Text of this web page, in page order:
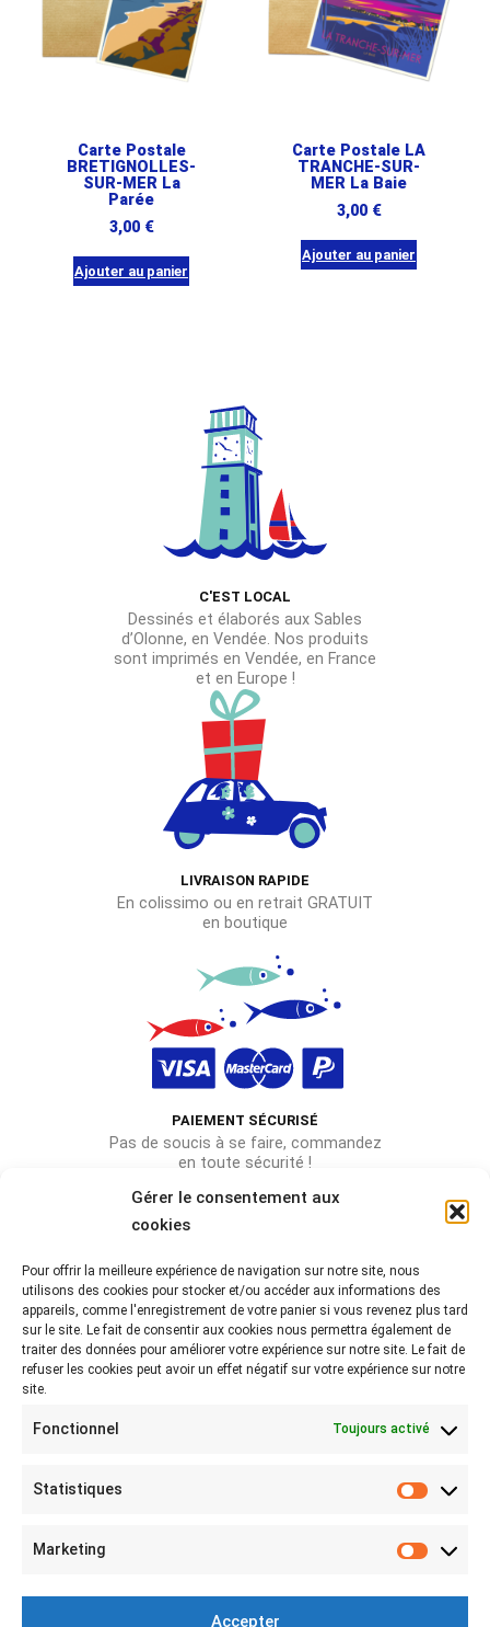
Gérer le consentement aux
cookies
Pour offrir la meilleure expérience de navigation sur notre site, nous
utilisons des cookies pour stocker et/ou accéder aux informations des
appareils, comme l'enregistrement de votre panier si vous revenez plus tard
sur le site. Le fait de consentir aux cookies nous permettra également de
traiter des données pour améliorer votre expérience sur notre site. Le fait de
refuser les cookies peut avoir un effet négatif sur votre expérience sur notre
site.
Fonctionnel Toujours activé
Statistiques
Marketing
Accepter
Carte Postale
BRETIGNOLLES-
SUR-MER La
Parée
3,00 €
Ajouter au panier
Carte Postale LA
TRANCHE-SUR-
MER La Baie
3,00 €
Ajouter au panier
C'EST LOCAL
Dessinés et élaborés aux Sables
d’Olonne, en Vendée. Nos produits
sont imprimés en Vendée, en France
et en Europe !
LIVRAISON RAPIDE
En colissimo ou en retrait GRATUIT
en boutique
PAIEMENT SÉCURISÉ
Pas de soucis à se faire, commandez
en toute sécurité !
Rejoignez-nous sur les réseaux !
Partagez-nous vos photos avec le hashtag
#lebeaubazar